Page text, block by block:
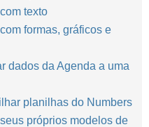
texto
formas, gráficos e
dados da Agenda a uma
planilhas do Numbers
próprios modelos de